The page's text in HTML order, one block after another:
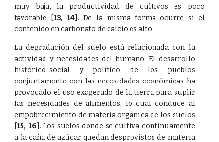
muy baja, la productividad de cultivos es poco
favorable
[13, 14] . De la misma forma ocurre si el
contenido en carbonato de calcio es alto.
La degradación del suelo está relacionada con la
actividad y necesidades del humano. El desarrollo
histórico-social y político de los pueblos
conjuntamente con las necesidades económicas ha
provocado el uso exagerado de la tierra para suplir
las necesidades de alimentos; lo cual conduce al
empobrecimiento de materia orgánica de los suelos
[15, 16] . Los suelos donde se cultiva continuamente
a la caña de azúcar quedan desprovistos de materia